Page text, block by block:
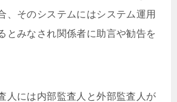
、そのシステムにはシステム運用
とみなされ関係者に助言や勧告を
人には内部監査人と外部監査人が